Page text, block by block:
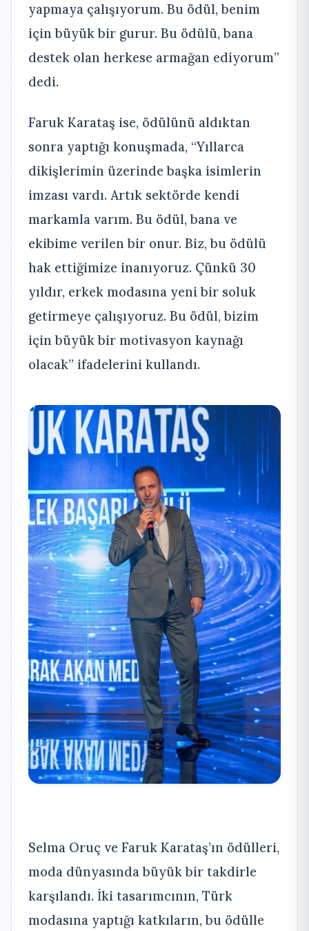
yapmaya çalışıyorum. Bu ödül, benim
için büyük bir gurur. Bu ödülü, bana
destek olan herkese armağan ediyorum”
dedi.
Faruk Karataş ise, ödülünü aldıktan
sonra yaptığı konuşmada, “Yıllarca
dikişlerimin üzerinde başka isimlerin
imzası vardı. Artık sektörde kendi
markamla varım. Bu ödül, bana ve
ekibime verilen bir onur. Biz, bu ödülü
hak ettiğimize inanıyoruz. Çünkü 30
yıldır, erkek modasına yeni bir soluk
getirmeye çalışıyoruz. Bu ödül, bizim
için büyük bir motivasyon kaynağı
olacak” ifadelerini kullandı.
Selma Oruç ve Faruk Karataş’ın ödülleri,
moda dünyasında büyük bir takdirle
karşılandı. İki tasarımcının, Türk
modasına yaptığı katkıların, bu ödülle